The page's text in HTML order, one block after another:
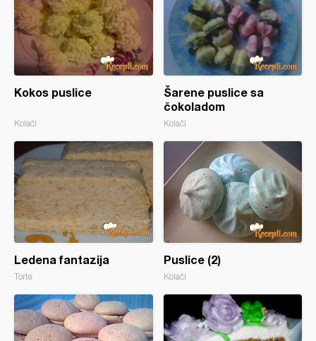
Kokos puslice
Kolači
Šarene puslice sa
čokoladom
Kolači
Ledena fantazija
Torte
Puslice (2)
Kolači